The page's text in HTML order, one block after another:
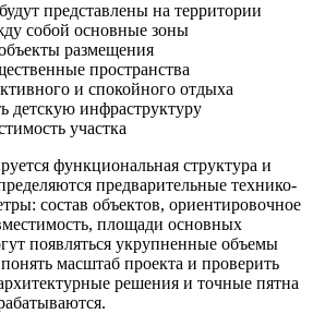
представлены на территории
собой основные зоны
размещения
пространства
и спокойного отдыха
детскую инфраструктуру
участка
функциональная структура и
предварительные технико-
состав объектов, ориентировочное
площади основных
появляться укрупненные объемы
масштаб проекта и проверить
решения и точные пятна